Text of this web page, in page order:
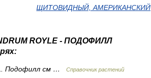
ЩИТОВИДНЫЙ, АМЕРИКАНСКИЙ
ROYLE - ПОДОФИЛЛ
Подофилл см … Справочник растений